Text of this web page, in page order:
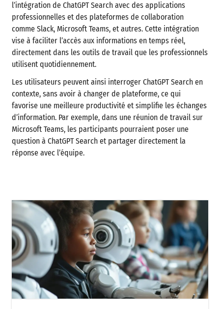
l’intégration de ChatGPT Search avec des applications
professionnelles et des plateformes de collaboration
comme Slack, Microsoft Teams, et autres. Cette intégration
vise à faciliter l’accès aux informations en temps réel,
directement dans les outils de travail que les professionnels
utilisent quotidiennement.
Les utilisateurs peuvent ainsi interroger ChatGPT Search en
contexte, sans avoir à changer de plateforme, ce qui
favorise une meilleure productivité et simplifie les échanges
d’information. Par exemple, dans une réunion de travail sur
Microsoft Teams, les participants pourraient poser une
question à ChatGPT Search et partager directement la
réponse avec l’équipe.